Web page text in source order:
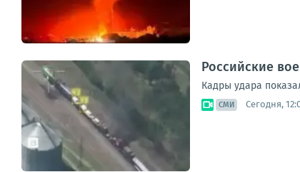
Российские
Кадры удара
СМИ Сегодня,